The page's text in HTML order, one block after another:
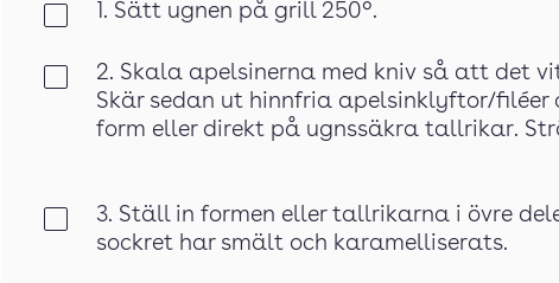
1. Sätt ugnen på grill 250°.
2. Skala apelsinerna med kniv så att det
Skär sedan ut hinnfria apelsinklyftor/filéer
form eller direkt på ugnssäkra tallrikar.
3. Ställ in formen eller tallrikarna i övre
sockret har smält och karamelliserats.